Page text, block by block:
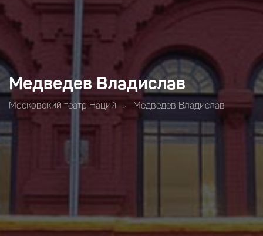
Медведев Владислав
Московский театр Наций > Медведев Владислав